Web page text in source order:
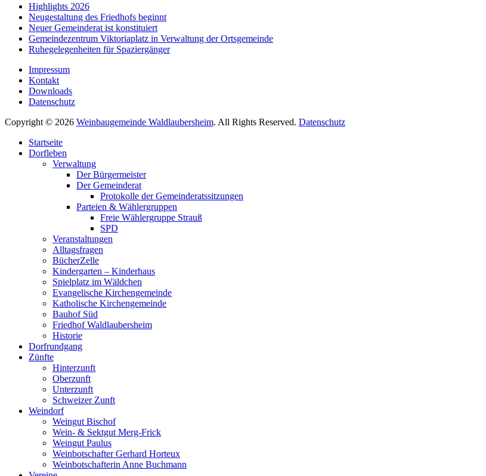
Highlights 2026
Neugestaltung des Friedhofs beginnt
Neuer Gemeinderat ist konstituiert
Gemeindezentrum Viktoriaplatz in Verwaltung der Ortsgemeinde
Ruhegelegenheiten für Spaziergänger
Impressum
Kontakt
Downloads
Datenschutz
Copyright © 2026 Weinbaugemeinde Waldlaubersheim. All Rights Reserved. Datenschutz
oben
scrollen
Startseite
Dorfleben
Verwaltung
Der Bürgermeister
Der Gemeinderat
Protokolle der Gemeinderatssitzungen
Parteien & Wählergruppen
Freie Wählergruppe Strauß
SPD
Veranstaltungen
Alltagsfragen
BücherZelle
Kindergarten – Kinderhaus
Spielplatz im Wäldchen
Evangelische Kirchengemeinde
Katholische Kirchengemeinde
Bauhof Süd
Friedhof Waldlaubersheim
Historie
Dorfrundgang
Zünfte
Hinterzunft
Oberzunft
Unterzunft
Schweizer Zunft
Weindorf
Weingut Bischof
Wein- & Sektgut Merg-Frick
Weingut Paulus
Weinbotschafter Gerhard Horteux
Weinbotschafterin Anne Buchmann